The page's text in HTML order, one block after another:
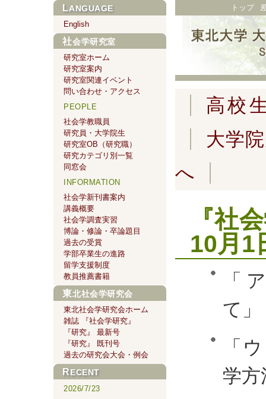
トップ
高校
大学
へ
『社
10月1
「
て
「
学
LANGUAGE
English
社会学研究室
研究室ホーム
研究室案内
研究室関連イベント
問い合わせ・アクセス
PEOPLE
社会学教職員
研究員・大学院生
研究室OB（研究職）
研究カテゴリ別一覧
同窓会
INFORMATION
社会学新刊書案内
講義概要
社会学調査実習
博論・修論・卒論題目
過去の受賞
学部卒業生の進路
留学支援制度
教員推薦書籍
東北社会学研究会
東北社会学研究会ホーム
雑誌 『社会学研究』
『研究』 最新号
『研究』 既刊号
過去の研究会大会・例会
RECENT
2026/7/23